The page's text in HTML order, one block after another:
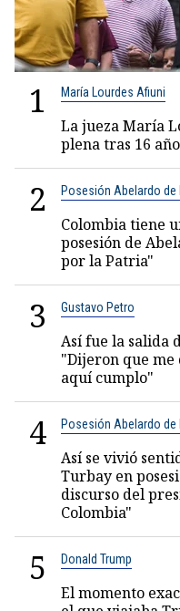
1 María Lourdes Afiuni
La jueza María
plena tras 16
2 Posesión Abelardo de
Colombia tiene
posesión de
por la Patria"
3 Gustavo Petro
Así fue la salida
"Dijeron que me
aquí cumplo"
4 Posesión Abelardo de
Así se vivió
Turbay en
discurso del
Colombia"
5 Donald Trump
El momento